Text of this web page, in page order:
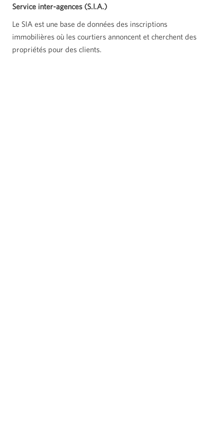
Service inter-agences (S.I.A.)
Le SIA est une base de données des inscriptions
immobilières où les courtiers annoncent et cherchent des
propriétés pour des clients.